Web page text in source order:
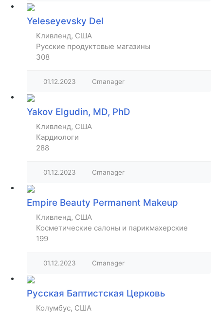
Yeleseyevsky Del
Кливленд, США
Русские продуктовые магазины
308
01.12.2023 Cmanager
Yakov Elgudin, MD, PhD
Кливленд, США
Кардиологи
288
01.12.2023 Cmanager
Empire Beauty Permanent Makeup
Кливленд, США
Косметические салоны и парикмахерские
199
01.12.2023 Cmanager
Русская Баптистская Церковь
Колумбус, США